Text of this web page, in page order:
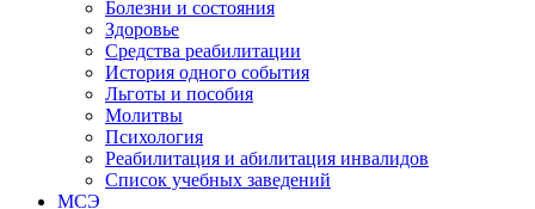
Болезни и состояния
Здоровье
Средства реабилитации
История одного события
Льготы и пособия
Молитвы
Психология
Реабилитация и абилитация инвалидов
Список учебных заведений
МСЭ